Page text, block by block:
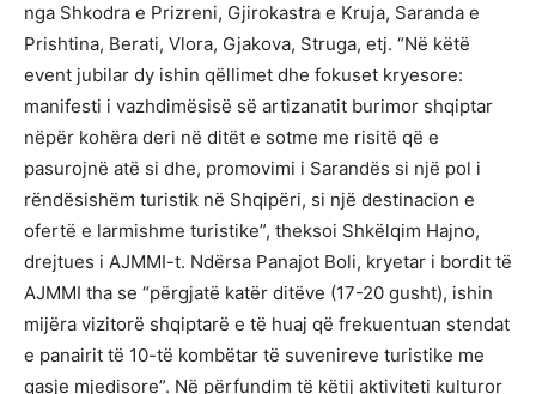
nga Shkodra e Prizreni, Gjirokastra e Kruja, Saranda e
Prishtina, Berati, Vlora, Gjakova, Struga, etj. “Në këtë
event jubilar dy ishin qëllimet dhe fokuset kryesore:
manifesti i vazhdimësisë së artizanatit burimor shqiptar
nëpër kohëra deri në ditët e sotme me risitë që e
pasurojnë atë si dhe, promovimi i Sarandës si një pol i
rëndësishëm turistik në Shqipëri, si një destinacion e
ofertë e larmishme turistike”, theksoi Shkëlqim Hajno,
drejtues i AJMMI-t. Ndërsa Panajot Boli, kryetar i bordit të
AJMMI tha se “përgjatë katër ditëve (17-20 gusht), ishin
mijëra vizitorë shqiptarë e të huaj që frekuentuan stendat
e panairit të 10-të kombëtar të suvenireve turistike me
qasje mjedisore”. Në përfundim të këtij aktiviteti kulturor